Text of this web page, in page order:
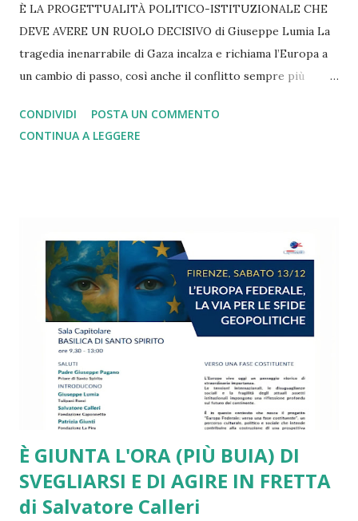
È LA PROGETTUALITÀ POLITICO-ISTITUZIONALE CHE
DEVE AVERE UN RUOLO DECISIVO di Giuseppe Lumia La
tragedia inenarrabile di Gaza incalza e richiama l’Europa a
un cambio di passo, così anche il conflitto sempre più
dazi imposti da Trump e subiti senza una reazione
adeguata. Altrettanto si può dire di tutti i nodi irrisolti
di genere, generazionali e territoriali fuori controllo. Su
tutte le sfide più drammatiche l’Unione Europea arranca e
si va via via sfaldando. Da più parti si presentano report
molto critici, come quello ben documentato di Draghi. Lo
stesso piglio critico lo ritroviamo in diversi interventi di
Romano Prodi e di altri leader e intellettuali sinceramente
europeisti. Ma a ben ve...
CONDIVIDI
POSTA UN COMMENTO
CONTINUA A LEGGERE
È GIUNTA L'ORA (PIÙ BUIA) DI
SVEGLIARSI E DI AGIRE IN FRETTA
di Salvatore Calleri